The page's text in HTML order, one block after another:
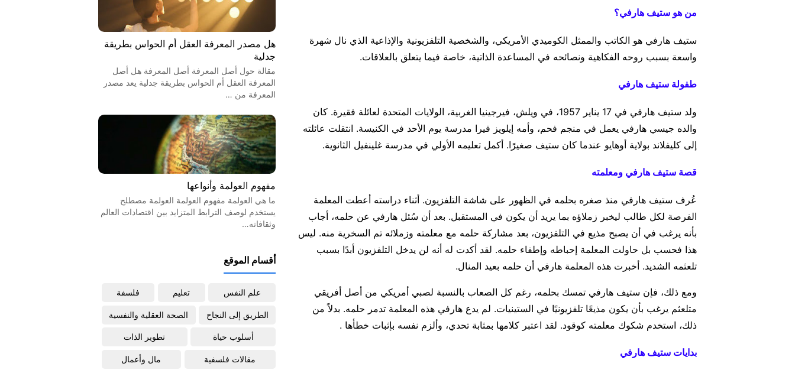
من هو ستيف هارفي؟
ستيف هارفي هو الكاتب والممثل الكوميدي الأمريكي، والشخصية التلفزيونية والإذاعية الذي نال شهرة
واسعة بسبب روحه الفكاهية ونصائحه في المساعدة الذاتية، خاصة فيما يتعلق بالعلاقات.
طفولة ستيف هارفي
ولد ستيف هارفي في 17 يناير 1957، في ويلش، فيرجينيا الغربية، الولايات المتحدة لعائلة فقيرة. كان
والده جيسي هارفي يعمل في منجم فحم، وأمه إيلويز فيرا مدرسة يوم الأحد في الكنيسة. انتقلت عائلته
إلى كليفلاند بولاية أوهايو عندما كان ستيف صغيرًا. أكمل تعليمه الأولي في مدرسة غلينفيل الثانوية.
قصة ستيف هارفي ومعلمته
عُرف ستيف هارفي منذ صغره بحلمه في الظهور على شاشة التلفزيون. أثناء دراسته أعطت المعلمة
الفرصة لكل طالب ليخبر زملاؤه بما يريد أن يكون في المستقبل. بعد أن سُئل هارفي عن حلمه، أجاب
بأنه يرغب في أن يصبح مذيع في التلفزيون، بعد مشاركة حلمه مع معلمته وزملائه تم السخرية منه. ليس
هذا فحسب بل حاولت المعلمة إحباطه وإطفاء حلمه. لقد أكدت له أنه لن يدخل التلفزيون أبدًا بسبب
تلعثمه الشديد. أخبرت هذه المعلمة هارفي أن حلمه بعيد المنال.
ومع ذلك، فإن ستيف هارفي تمسك بحلمه، رغم كل الصعاب بالنسبة لصبي أمريكي من أصل أفريقي
متلعثم يرغب بأن يكون مذيعًا تلفزيونيًا في الستينيات. لم يدع هارفي هذه المعلمة تدمر حلمه. بدلاً من
ذلك، استخدم شكوك معلمته كوقود. لقد اعتبر كلامها بمثابة تحدي، وألزم نفسه بإثبات خطأها .
بدايات ستيف هارفي
هل مصدر المعرفة العقل أم الحواس بطريقة
جدلية
مقالة حول أصل المعرفة أصل المعرفة هل أصل
المعرفة العقل أم الحواس بطريقة جدلية يعد مصدر
المعرفة من …
مفهوم العولمة وأنواعها
ما هي العولمة مفهوم العولمة العولمة مصطلح
يستخدم لوصف الترابط المتزايد بين اقتصادات العالم
وثقافاته…
أقسام الموقع
علم النفس تعليم فلسفة
الطريق إلى النجاح الصحة العقلية والنفسية
أسلوب حياة تطوير الذات
مقالات فلسفية مال وأعمال